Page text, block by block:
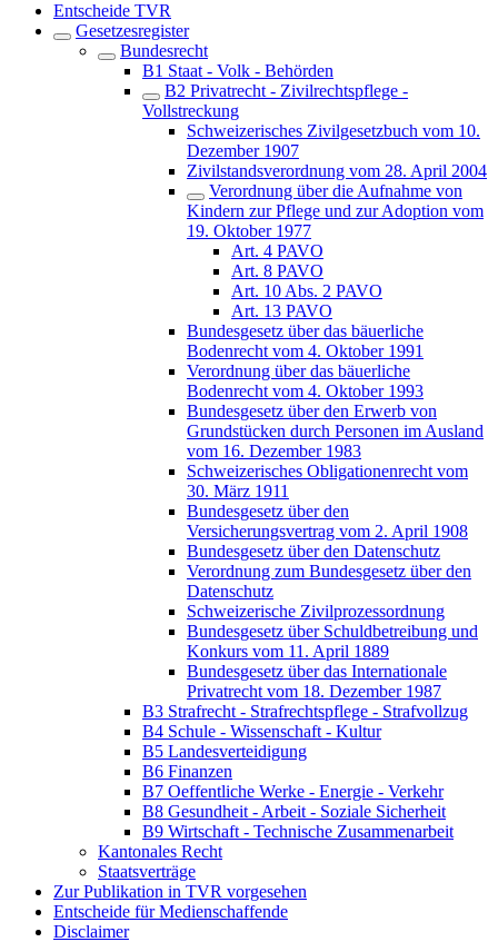
Entscheide TVR
Gesetzesregister
Bundesrecht
B1 Staat - Volk - Behörden
B2 Privatrecht - Zivilrechtspflege -
Vollstreckung
Schweizerisches Zivilgesetzbuch vom 10.
Dezember 1907
Zivilstandsverordnung vom 28. April 2004
Verordnung über die Aufnahme von
Kindern zur Pflege und zur Adoption vom
19. Oktober 1977
Art. 4 PAVO
Art. 8 PAVO
Art. 10 Abs. 2 PAVO
Art. 13 PAVO
Bundesgesetz über das bäuerliche
Bodenrecht vom 4. Oktober 1991
Verordnung über das bäuerliche
Bodenrecht vom 4. Oktober 1993
Bundesgesetz über den Erwerb von
Grundstücken durch Personen im Ausland
vom 16. Dezember 1983
Schweizerisches Obligationenrecht vom
30. März 1911
Bundesgesetz über den
Versicherungsvertrag vom 2. April 1908
Bundesgesetz über den Datenschutz
Verordnung zum Bundesgesetz über den
Datenschutz
Schweizerische Zivilprozessordnung
Bundesgesetz über Schuldbetreibung und
Konkurs vom 11. April 1889
Bundesgesetz über das Internationale
Privatrecht vom 18. Dezember 1987
B3 Strafrecht - Strafrechtspflege - Strafvollzug
B4 Schule - Wissenschaft - Kultur
B5 Landesverteidigung
B6 Finanzen
B7 Oeffentliche Werke - Energie - Verkehr
B8 Gesundheit - Arbeit - Soziale Sicherheit
B9 Wirtschaft - Technische Zusammenarbeit
Kantonales Recht
Staatsverträge
Zur Publikation in TVR vorgesehen
Entscheide für Medienschaffende
Disclaimer